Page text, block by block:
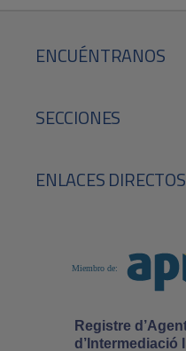
ENCUÉNTRANOS
SECCIONES
ENLACES DIRECTOS